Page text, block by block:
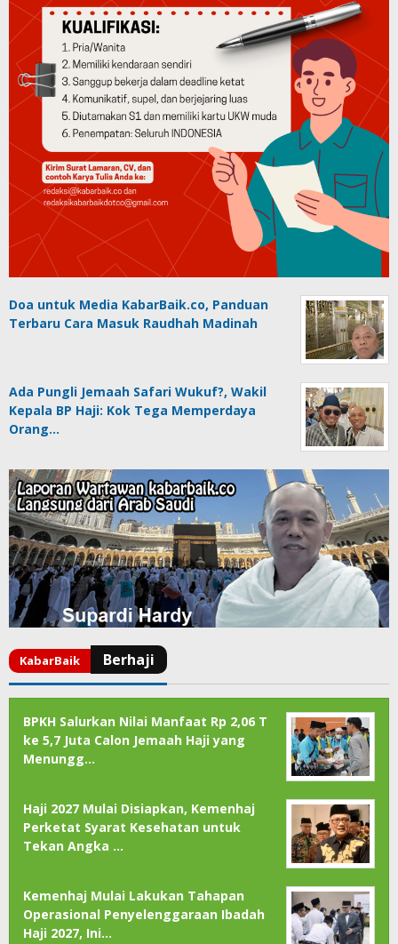
Doa untuk Media KabarBaik.co, Panduan
Terbaru Cara Masuk Raudhah Madinah
Ada Pungli Jemaah Safari Wukuf?, Wakil
Kepala BP Haji: Kok Tega Memperdaya
Orang…
BPKH Salurkan Nilai Manfaat Rp 2,06 T
ke 5,7 Juta Calon Jemaah Haji yang
Menungg…
Haji 2027 Mulai Disiapkan, Kemenhaj
Perketat Syarat Kesehatan untuk
Tekan Angka …
Kemenhaj Mulai Lakukan Tahapan
Operasional Penyelenggaraan Ibadah
Haji 2027, Ini…